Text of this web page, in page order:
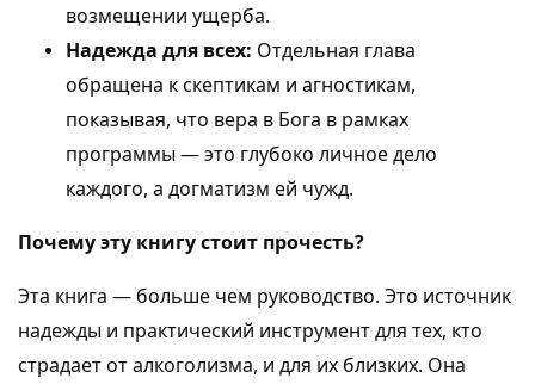
возмещении ущерба.
Надежда для всех: Отдельная глава
обращена к скептикам и агностикам,
показывая, что вера в Бога в рамках
программы — это глубоко личное дело
каждого, а догматизм ей чужд.
Почему эту книгу стоит прочесть?
Эта книга — больше чем руководство. Это источник
надежды и практический инструмент для тех, кто
страдает от алкоголизма, и для их близких. Она